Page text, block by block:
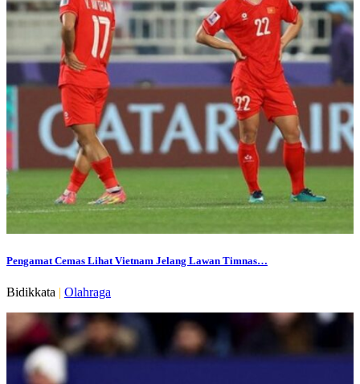
Pengamat Cemas Lihat Vietnam Jelang Lawan Timnas…
Bidikkata | Olahraga